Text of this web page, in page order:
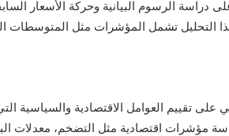
دراسة الرسوم البيانية وحركة الأسعار
على تقييم العوامل الاقتصادية والسياسية
مؤشرات اقتصادية مثل التضخم، معدلات